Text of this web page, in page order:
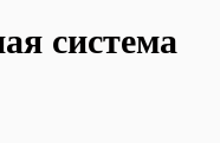
система